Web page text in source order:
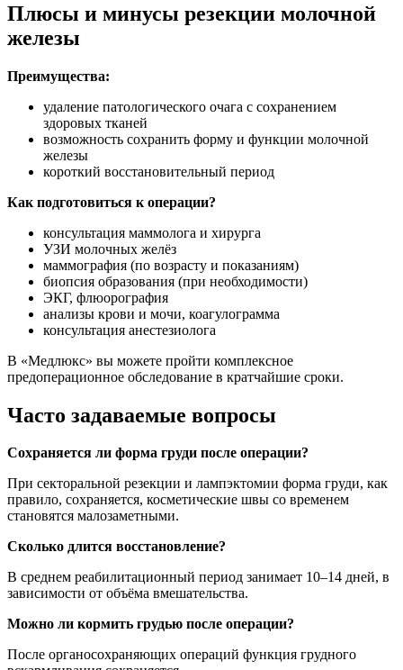
Плюсы и минусы резекции молочной
железы
Преимущества:
удаление патологического очага с сохранением
здоровых тканей
возможность сохранить форму и функции молочной
железы
короткий восстановительный период
Как подготовиться к операции?
консультация маммолога и хирурга
УЗИ молочных желёз
маммография (по возрасту и показаниям)
биопсия образования (при необходимости)
ЭКГ, флюорография
анализы крови и мочи, коагулограмма
консультация анестезиолога
В «Медлюкс» вы можете пройти комплексное
предоперационное обследование в кратчайшие сроки.
Часто задаваемые вопросы
Сохраняется ли форма груди после операции?
При секторальной резекции и лампэктомии форма груди, как
правило, сохраняется, косметические швы со временем
становятся малозаметными.
Сколько длится восстановление?
В среднем реабилитационный период занимает 10–14 дней, в
зависимости от объёма вмешательства.
Можно ли кормить грудью после операции?
После органосохраняющих операций функция грудного